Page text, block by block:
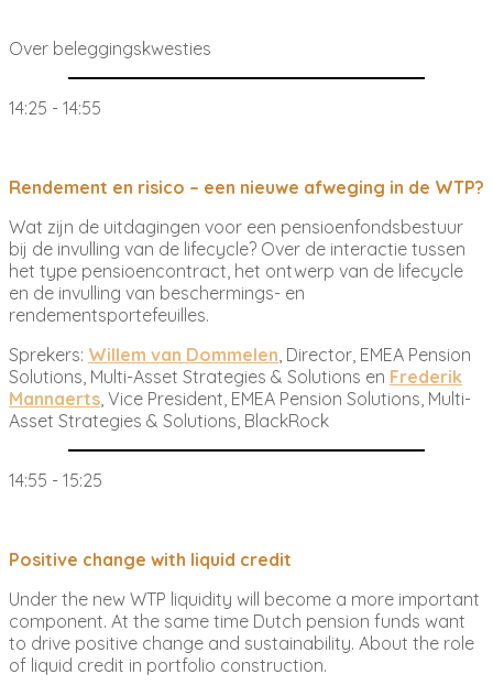
Over beleggingskwesties
14:25 - 14:55
Rendement en risico – een nieuwe afweging in de WTP?
Wat zijn de uitdagingen voor een pensioenfondsbestuur
bij de invulling van de lifecycle? Over de interactie tussen
het type pensioencontract, het ontwerp van de lifecycle
en de invulling van beschermings- en
rendementsportefeuilles.
Sprekers: Willem van Dommelen , Director, EMEA Pension
Solutions, Multi-Asset Strategies & Solutions en Frederik
Mannaerts , Vice President, EMEA Pension Solutions, Multi-
Asset Strategies & Solutions, BlackRock
14:55 - 15:25
Positive change with liquid credit
Under the new WTP liquidity will become a more important
component. At the same time Dutch pension funds want
to drive positive change and sustainability. About the role
of liquid credit in portfolio construction.